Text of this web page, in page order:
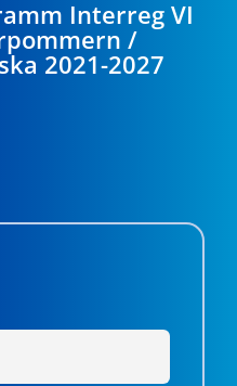
Interreg VI
/
2021-2027